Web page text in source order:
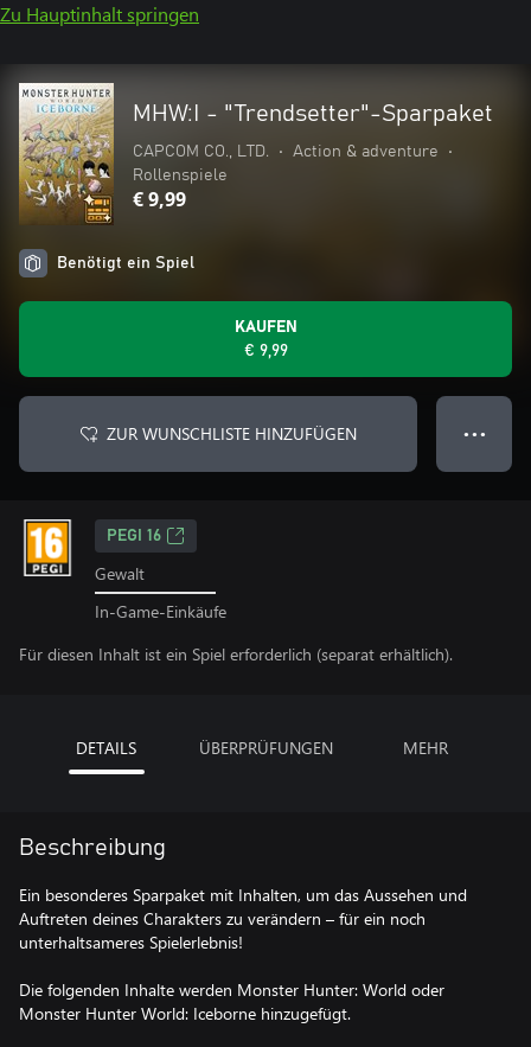
Zu Hauptinhalt springen
MHW:I - "Trendsetter"-Sparpaket
CAPCOM CO., LTD. • Action & adventure
•
Rollenspiele
€ 9,99
Benötigt ein Spiel
KAUFEN
€ 9,99
ZUR WUNSCHLISTE HINZUFÜGEN ● ● ●
PEGI 16
Gewalt
In-Game-Einkäufe
Für diesen Inhalt ist ein Spiel erforderlich (separat erhältlich).
DETAILS ÜBERPRÜFUNGEN MEHR
Beschreibung
Ein besonderes Sparpaket mit Inhalten, um das Aussehen und
Auftreten deines Charakters zu verändern – für ein noch
unterhaltsameres Spielerlebnis!
Die folgenden Inhalte werden Monster Hunter: World oder
Monster Hunter World: Iceborne hinzugefügt.